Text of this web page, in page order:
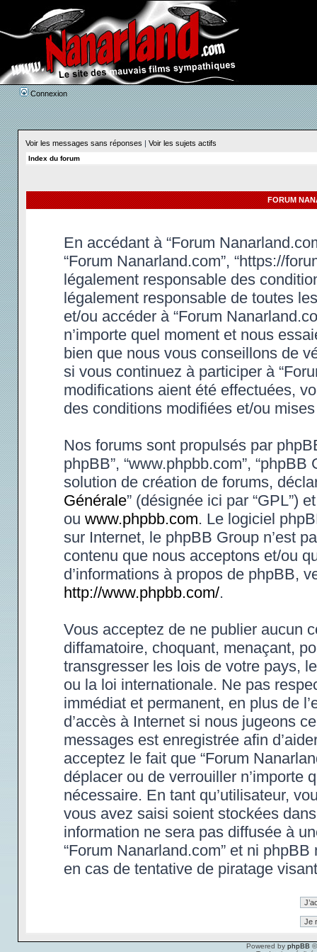
Connexion
Voir les messages sans réponses | Voir les sujets actifs
Index du forum
FORUM
En accédant à “Forum
“Forum Nanarland.com”, “https://
légalement responsable des
légalement responsable de toutes
et/ou accéder à “Forum
n’importe quel moment et nous
bien que nous vous conseillons de
si vous continuez à participer à
modifications aient été effectuées,
des conditions modifiées et/ou
Nos forums sont propulsés par
phpBB”, “www.phpbb.com”,
solution de création de forums,
Générale” (désignée ici par “GPL”)
ou www.phpbb.com. Le logiciel
sur Internet, le phpBB Group n’est
contenu que nous acceptons et/ou
d’informations à propos de phpBB,
http://www.phpbb.com/.
Vous acceptez de ne publier aucun
diffamatoire, choquant, menaçant,
transgresser les lois de votre pays,
ou la loi internationale. Ne pas
immédiat et permanent, en plus de
d’accès à Internet si nous jugeons
messages est enregistrée afin
acceptez le fait que “Forum
déplacer ou de verrouiller n’importe
nécessaire. En tant qu’utilisateur,
vous avez saisi soient stockées
information ne sera pas diffusée à
“Forum Nanarland.com” et ni
en cas de tentative de piratage
Powered by phpBB